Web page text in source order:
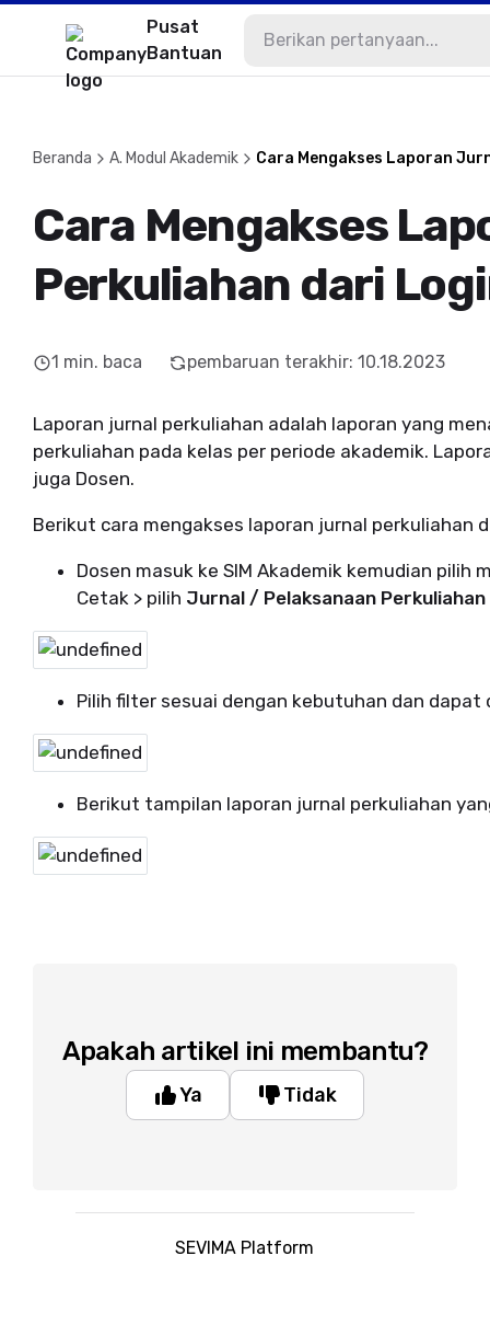
Pusat
Bantuan
Beranda A. Modul Akademik Cara Mengakses Laporan
Cara Mengakses
Perkuliahan dari
1 min. baca pembaruan terakhir: 10.18.2023
Laporan jurnal perkuliahan adalah laporan yang
perkuliahan pada kelas per periode akademik.
juga Dosen.
Berikut cara mengakses laporan jurnal perkuliahan
Dosen masuk ke SIM Akademik kemudian pilih
Cetak > pilih Jurnal / Pelaksanaan Perkuliahan
Pilih filter sesuai dengan kebutuhan dan
Berikut tampilan laporan jurnal perkuliahan
Apakah artikel ini membantu?
Ya Tidak
SEVIMA Platform